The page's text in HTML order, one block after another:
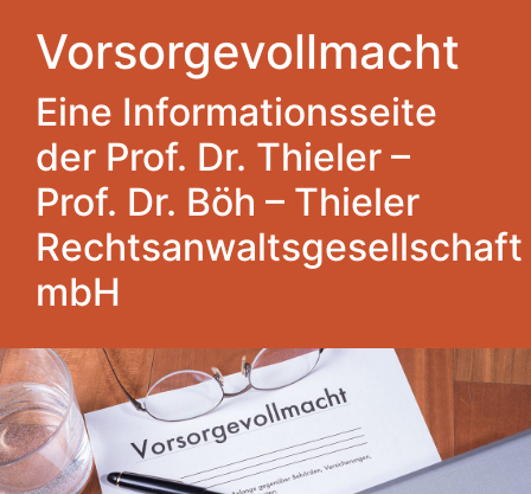
Vorsorgevollmacht
Eine Informationsseite
der Prof. Dr. Thieler –
Prof. Dr. Böh – Thieler
Rechtsanwaltsgesellschaft
mbH